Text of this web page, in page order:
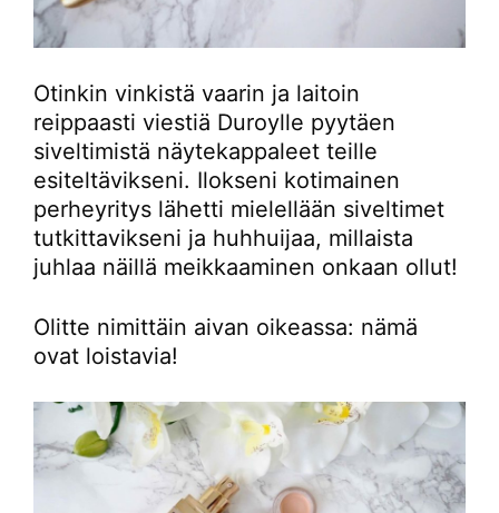
Otinkin vinkistä vaarin ja laitoin
reippaasti viestiä Duroylle pyytäen
siveltimistä näytekappaleet teille
esiteltävikseni. Ilokseni kotimainen
perheyritys lähetti mielellään siveltimet
tutkittavikseni ja huhhuijaa, millaista
juhlaa näillä meikkaaminen onkaan ollut!
Olitte nimittäin aivan oikeassa: nämä
ovat loistavia!